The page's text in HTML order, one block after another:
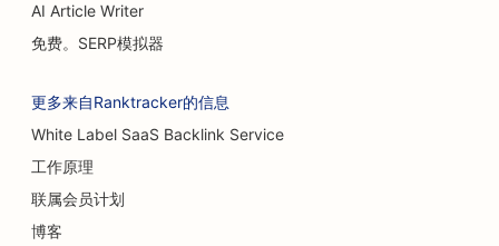
AI Article Writer
免费。SERP模拟器
更多来自Ranktracker的信息
White Label SaaS Backlink Service
工作原理
联属会员计划
博客